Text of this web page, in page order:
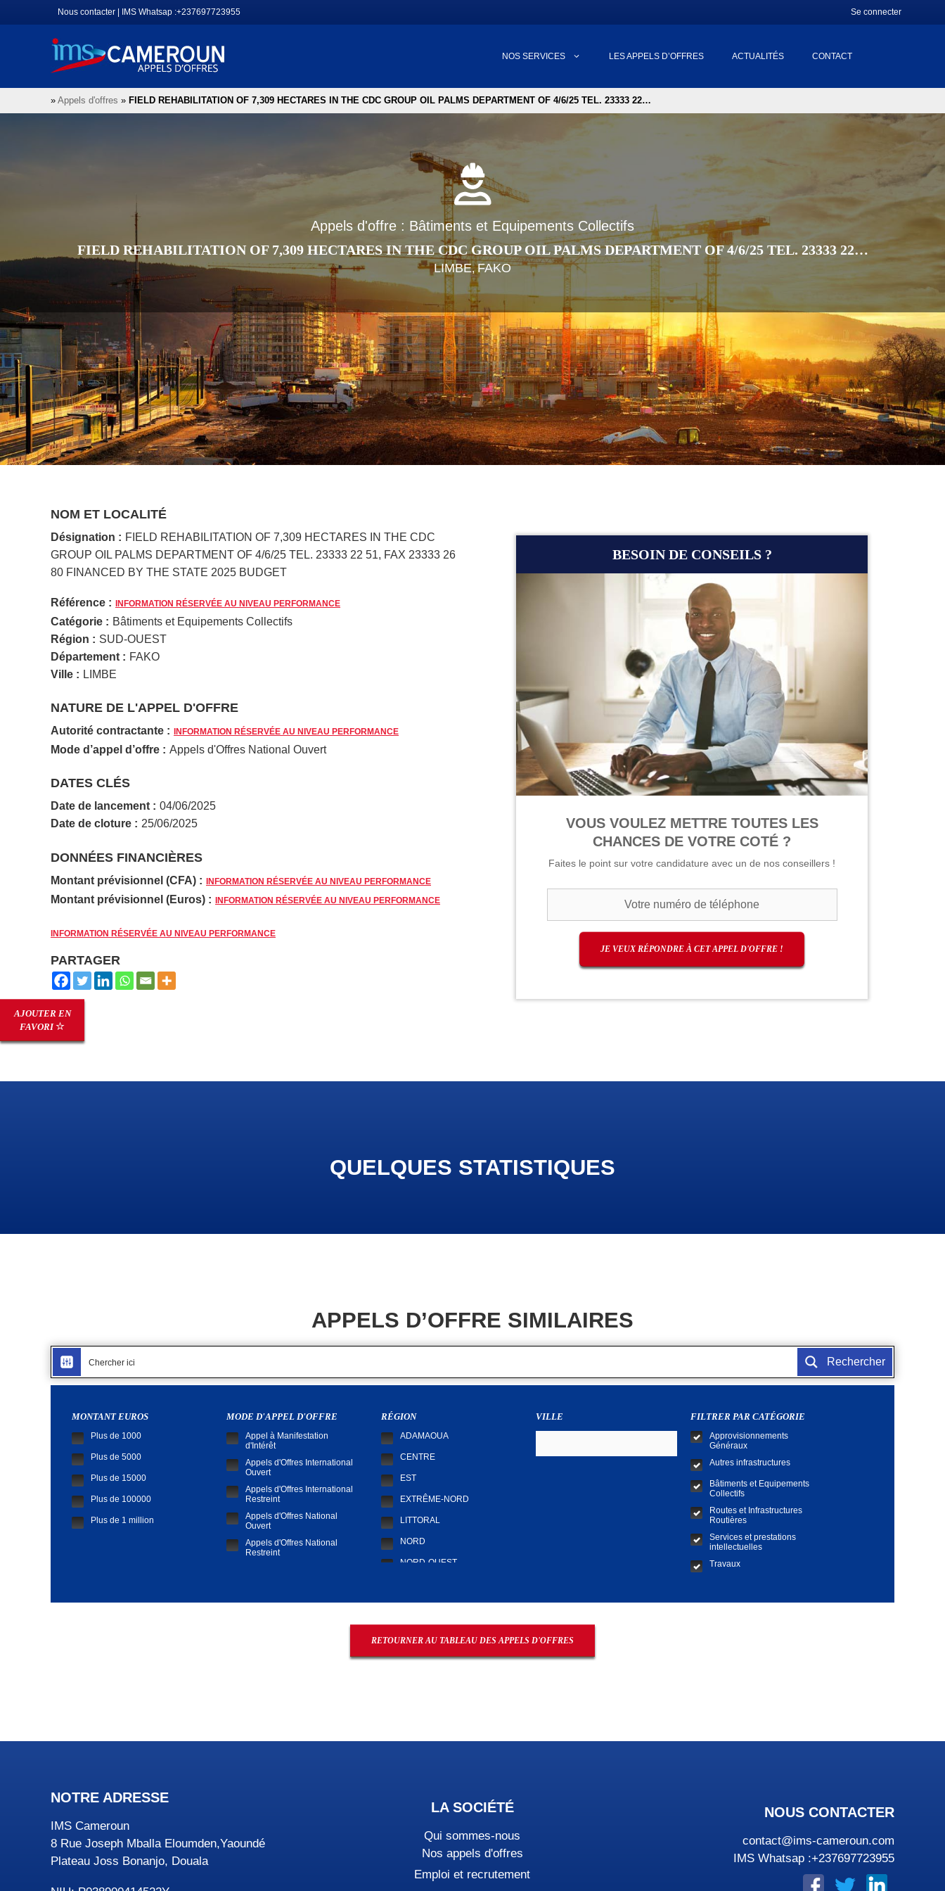
au
Nous contacter IMS Whatsap :+237697723955 Se connecter
NOS SERVICES LES APPELS D’OFFRES ACTUALITÉS CONTACT
» Appels d'offres » FIELD REHABILITATION OF 7,309 HECTARES IN THE CDC GROUP OIL PALMS DEPARTMENT OF 4/6/25 TEL. 23333 22…
Appels d'offre : Bâtiments et Equipements Collectifs
FIELD REHABILITATION OF 7,309 HECTARES IN THE CDC GROUP OIL PALMS DEPARTMENT OF 4/6/25 TEL. 23333 22…
LIMBE,FAKO
NOM ET LOCALITÉ
Désignation : FIELD REHABILITATION OF 7,309 HECTARES IN THE CDC
GROUP OIL PALMS DEPARTMENT OF 4/6/25 TEL. 23333 22 51, FAX 23333 26
80 FINANCED BY THE STATE 2025 BUDGET
Référence : INFORMATION RÉSERVÉE AU NIVEAU PERFORMANCE
Catégorie : Bâtiments et Equipements Collectifs
Région : SUD-OUEST
Département : FAKO
Ville : LIMBE
NATURE DE L'APPEL D'OFFRE
Autorité contractante : INFORMATION RÉSERVÉE AU NIVEAU PERFORMANCE
Mode d’appel d’offre : Appels d'Offres National Ouvert
DATES CLÉS
Date de lancement : 04/06/2025
Date de cloture : 25/06/2025
DONNÉES FINANCIÈRES
Montant prévisionnel (CFA) : INFORMATION RÉSERVÉE AU NIVEAU PERFORMANCE
Montant prévisionnel (Euros) : INFORMATION RÉSERVÉE AU NIVEAU PERFORMANCE
INFORMATION RÉSERVÉE AU NIVEAU PERFORMANCE
PARTAGER
BESOIN DE CONSEILS ?
VOUS VOULEZ METTRE TOUTES LES
CHANCES DE VOTRE COTÉ ?
Faites le point sur votre candidature avec un de nos conseillers !
QUELQUES STATISTIQUES
APPELS D’OFFRE SIMILAIRES
Rechercher
MONTANT EUROS
Plus de 1000
Plus de 5000
Plus de 15000
Plus de 100000
Plus de 1 million
MODE D'APPEL D'OFFRE
Appel à Manifestation
d'Intérêt
Appels d'Offres International
Ouvert
Appels d'Offres International
Restreint
Appels d'Offres National
Ouvert
Appels d'Offres National
Restreint
RÉGION
ADAMAOUA
CENTRE
EST
EXTRÊME-NORD
LITTORAL
NORD
NORD-OUEST
SUD-OUEST
VILLE FILTRER PAR CATÉGORIE
Approvisionnements
Généraux
Autres infrastructures
Bâtiments et Equipements
Collectifs
Routes et Infrastructures
Routières
Services et prestations
intellectuelles
Travaux
RETOURNER AU TABLEAU DES APPELS D'OFFRES
AJOUTER EN
FAVORI
NOTRE ADRESSE
IMS Cameroun
8 Rue Joseph Mballa Eloumden,Yaoundé
Plateau Joss Bonanjo, Douala
LA SOCIÉTÉ
Qui sommes-nous
Nos appels d'offres
Emploi et recrutement
NOUS CONTACTER
contact@ims-cameroun.com
IMS Whatsap :+237697723955